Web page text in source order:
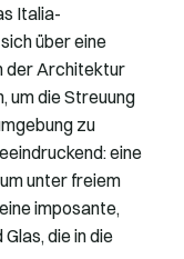
Italia-
über eine
der Architektur
um die Streuung
zu
eine
unter freiem
imposante,
die in die